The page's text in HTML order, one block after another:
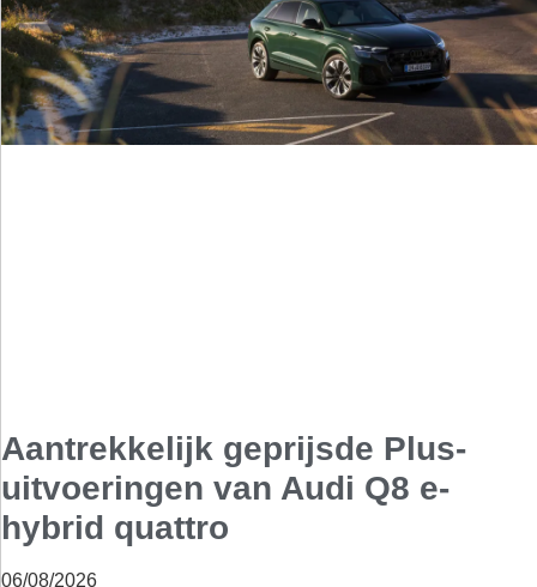
Aantrekkelijk geprijsde Plus-
uitvoeringen van Audi Q8 e-
hybrid quattro
06/08/2026